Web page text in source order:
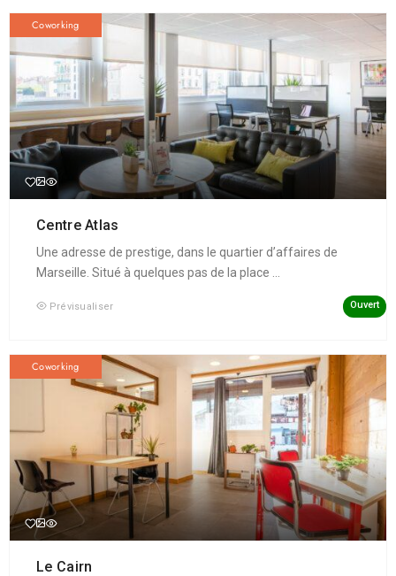
Coworking
Centre Atlas
Une adresse de prestige, dans le quartier d’affaires de
Marseille. Situé à quelques pas de la place ...
Prévisualiser Ouvert
Coworking
Le Cairn